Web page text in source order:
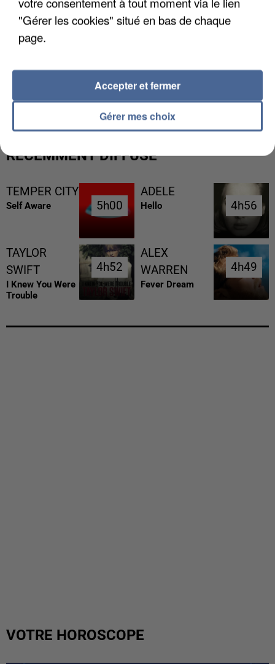
L’UN DES FONDATEURS SUPPOSÉS DE LA DZ
MAFIA INTERPELLÉ EN ALGÉRIE
RÉCEMMENT DIFFUSÉ
TEMPER CITY
Self Aware 5h00
5h00
ADELE
Hello 4h56
4h56
TAYLOR
SWIFT
I Knew You Were
Trouble
4h52
4h52
ALEX
WARREN
Fever Dream
4h49
4h49
VOTRE HOROSCOPE
"Gérer les cookies" situé en bas de chaque
page.
Gérer mes choix
Accepter et fermer